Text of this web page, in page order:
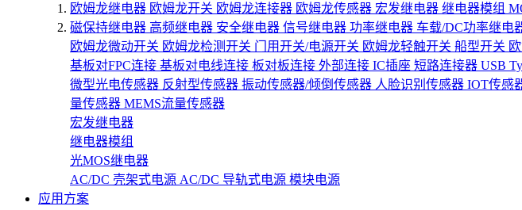
欧姆龙继电器 欧姆龙开关 欧姆龙连接器 欧姆龙传感器 宏发继电器 继电器模组
磁保持继电器 高频继电器 安全继电器 信号继电器 功率继电器 车载/DC功率继电
欧姆龙微动开关 欧姆龙检测开关 门用开关/电源开关 欧姆龙轻触开关 船型开关
基板对FPC连接 基板对电线连接 板对板连接 外部连接 IC插座 短路连接器 USB
微型光电传感器 反射型传感器 振动传感器/倾倒传感器 人脸识别传感器 IOT传感
量传感器 MEMS流量传感器
宏发继电器
继电器模组
光MOS继电器
AC/DC 壳架式电源 AC/DC 导轨式电源 模块电源
应用方案